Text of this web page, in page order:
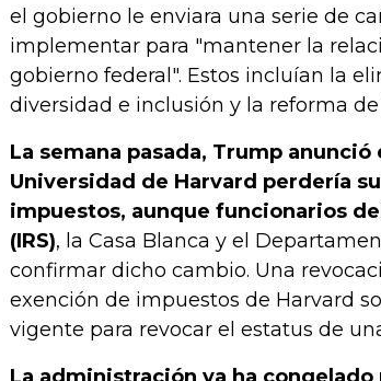
el gobierno le enviara una serie de
implementar para "mantener la
gobierno federal". Estos incluían la
diversidad e inclusión y la reforma
La semana pasada, Trump
Universidad de Harvard perdería
impuestos, aunque funcionarios
(IRS), la Casa Blanca y el
confirmar dicho cambio. Una
exención de impuestos de Harvard
vigente para revocar el estatus de